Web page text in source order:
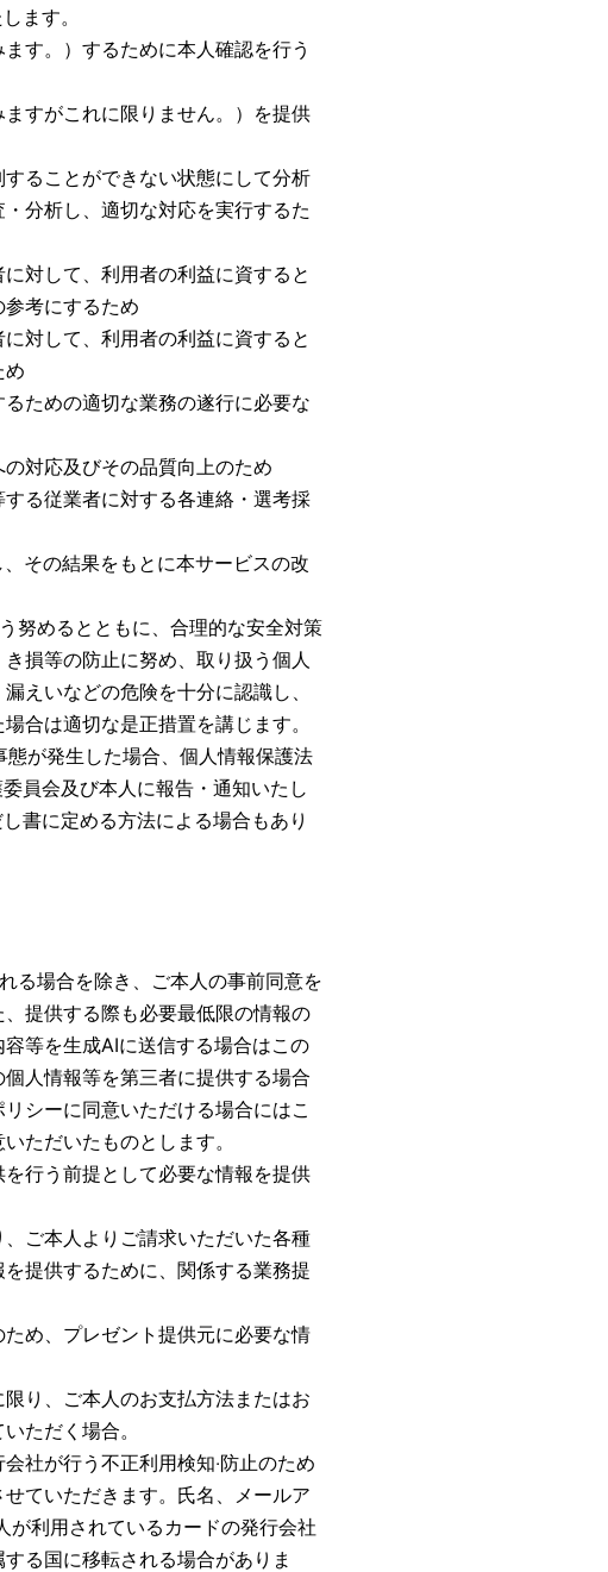
ます。
す。）するために本人確認を行う
すがこれに限りません。）を提供
ることができない状態にして分析
分析し、適切な対応を実行するた
対して、利用者の利益に資すると
考にするため
対して、利用者の利益に資すると
め
ための適切な業務の遂行に必要な
対応及びその品質向上のため
る従業者に対する各連絡・選考採
その結果をもとに本サービスの改
努めるとともに、合理的な安全対策
損等の防止に努め、取り扱う個人
えいなどの危険を十分に認識し、
合は適切な是正措置を講じます。
が発生した場合、個人情報保護法
員会及び本人に報告・通知いたし
書に定める方法による場合もあり
る場合を除き、ご本人の事前同意を
提供する際も必要最低限の情報の
等を生成AIに送信する場合はこの
人情報等を第三者に提供する場合
シーに同意いただける場合にはこ
ただいたものとします。
行う前提として必要な情報を提供
ご本人よりご請求いただいた各種
提供するために、関係する業務提
め、プレゼント提供元に必要な情
り、ご本人のお支払方法またはお
ただく場合。
社が行う不正利用検知‧防止のため
ていただきます。氏名、メールア
が利用されているカードの発行会社
る国に移転される場合がありま